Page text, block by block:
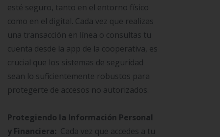
esté seguro, tanto en el entorno físico
como en el digital. Cada vez que realizas
una transacción en línea o consultas tu
cuenta desde la app de la cooperativa, es
crucial que los sistemas de seguridad
sean lo suficientemente robustos para
protegerte de accesos no autorizados.
Protegiendo la Información Personal
y Financiera: Cada vez que accedes a tu